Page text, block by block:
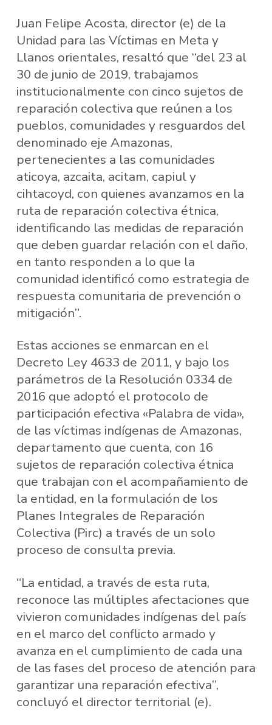
Juan Felipe Acosta, director (e) de la
Unidad para las Víctimas en Meta y
Llanos orientales, resaltó que “del 23 al
30 de junio de 2019, trabajamos
institucionalmente con cinco sujetos de
reparación colectiva que reúnen a los
pueblos, comunidades y resguardos del
denominado eje Amazonas,
pertenecientes a las comunidades
aticoya, azcaita, acitam, capiul y
cihtacoyd, con quienes avanzamos en la
ruta de reparación colectiva étnica,
identificando las medidas de reparación
que deben guardar relación con el daño,
en tanto responden a lo que la
comunidad identificó como estrategia de
respuesta comunitaria de prevención o
mitigación”.
Estas acciones se enmarcan en el
Decreto Ley 4633 de 2011, y bajo los
parámetros de la Resolución 0334 de
2016 que adoptó el protocolo de
participación efectiva «Palabra de vida»,
de las víctimas indígenas de Amazonas,
departamento que cuenta, con 16
sujetos de reparación colectiva étnica
que trabajan con el acompañamiento de
la entidad, en la formulación de los
Planes Integrales de Reparación
Colectiva (Pirc) a través de un solo
proceso de consulta previa.
“La entidad, a través de esta ruta,
reconoce las múltiples afectaciones que
vivieron comunidades indígenas del país
en el marco del conflicto armado y
avanza en el cumplimiento de cada una
de las fases del proceso de atención para
garantizar una reparación efectiva”,
concluyó el director territorial (e).